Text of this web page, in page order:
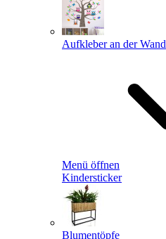
Aufkleber an der Wand
Menü öffnen
Kindersticker
Blumentöpfe